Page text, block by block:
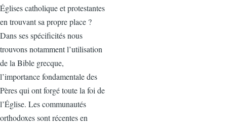
Églises catholique et protestantes
en trouvant sa propre place ?
Dans ses spécificités nous
trouvons notamment l’utilisation
de la Bible grecque,
l’importance fondamentale des
Pères qui ont forgé toute la foi de
l’Église. Les communautés
orthodoxes sont récentes en